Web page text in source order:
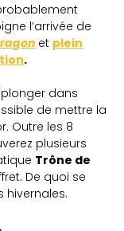
l’arrivée de
et plein
.
dans
de mettre la
Outre les 8
plusieurs
Trône de
De quoi se
hivernales.